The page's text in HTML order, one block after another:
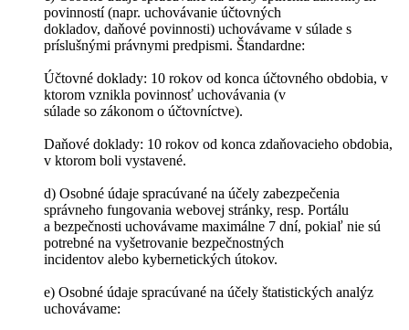
povinností (napr. uchovávanie účtovných
dokladov, daňové povinnosti) uchovávame v súlade s
príslušnými právnymi predpismi. Štandardne:
Účtovné doklady: 10 rokov od konca účtovného obdobia, v
ktorom vznikla povinnosť uchovávania (v
súlade so zákonom o účtovníctve).
Daňové doklady: 10 rokov od konca zdaňovacieho obdobia,
v ktorom boli vystavené.
d) Osobné údaje spracúvané na účely zabezpečenia
správneho fungovania webovej stránky, resp. Portálu
a bezpečnosti uchovávame maximálne 7 dní, pokiaľ nie sú
potrebné na vyšetrovanie bezpečnostných
incidentov alebo kybernetických útokov.
e) Osobné údaje spracúvané na účely štatistických analýz
uchovávame: